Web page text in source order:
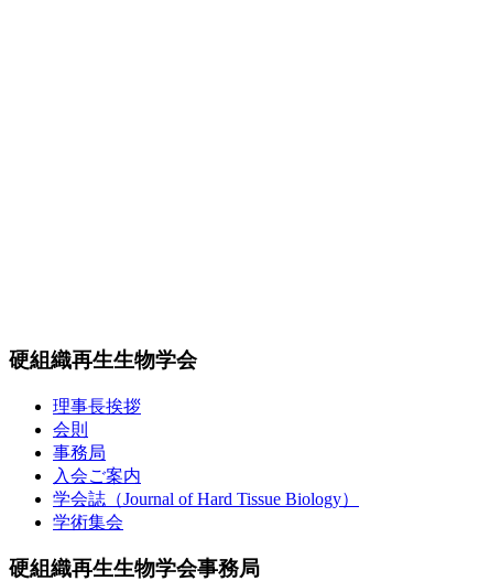
硬組織再生生物学会
理事長挨拶
会則
事務局
入会ご案内
学会誌（Journal of Hard Tissue Biology）
学術集会
硬組織再生生物学会事務局